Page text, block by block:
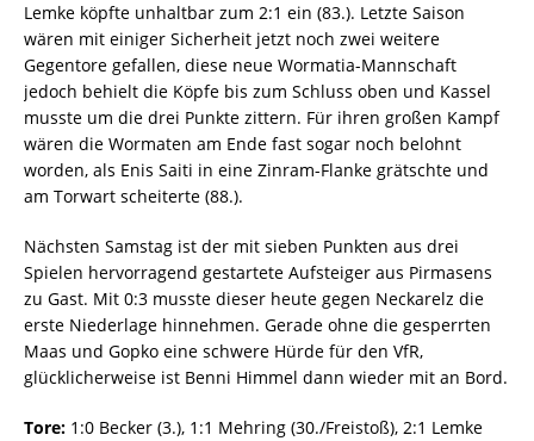
Lemke köpfte unhaltbar zum 2:1 ein (83.). Letzte Saison
wären mit einiger Sicherheit jetzt noch zwei weitere
Gegentore gefallen, diese neue Wormatia-Mannschaft
jedoch behielt die Köpfe bis zum Schluss oben und Kassel
musste um die drei Punkte zittern. Für ihren großen Kampf
wären die Wormaten am Ende fast sogar noch belohnt
worden, als Enis Saiti in eine Zinram-Flanke grätschte und
am Torwart scheiterte (88.).
Nächsten Samstag ist der mit sieben Punkten aus drei
Spielen hervorragend gestartete Aufsteiger aus Pirmasens
zu Gast. Mit 0:3 musste dieser heute gegen Neckarelz die
erste Niederlage hinnehmen. Gerade ohne die gesperrten
Maas und Gopko eine schwere Hürde für den VfR,
glücklicherweise ist Benni Himmel dann wieder mit an Bord.
Tore: 1:0 Becker (3.), 1:1 Mehring (30./Freistoß), 2:1 Lemke